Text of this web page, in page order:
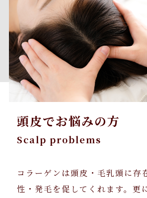
頭皮でお悩みの方
Scalp problems
コラーゲンは頭皮・毛乳頭に存
性・発毛を促してくれます。更